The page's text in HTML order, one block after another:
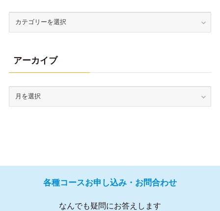
アーカイブ
各種コースお申し込み・お問合わせ
なんでも疑問にお答えします